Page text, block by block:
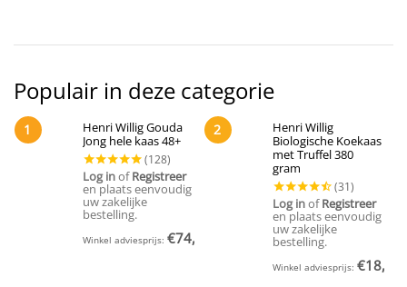
Populair in deze categorie
1
Henri Willig Gouda
Jong hele kaas 48+
Log inofRegistreer
en plaats eenvoudig
uw zakelijke
bestelling.
Winkel adviesprijs: €74,95
2
Henri Willig
Biologische Koekaas
met Truffel 380
gram
Log inofRegistreer
en plaats eenvoudig
uw zakelijke
bestelling.
Winkel adviesprijs: €18,95